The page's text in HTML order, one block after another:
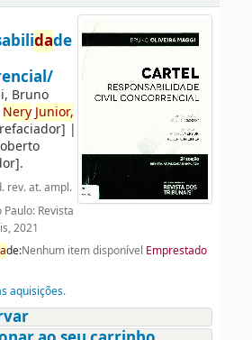
dade
Bruno
Nery Junior,
|
.
rev. at. ampl.
Paulo: Revista
2021
de:Nenhum item disponível Emprestado
aquisições.